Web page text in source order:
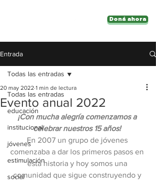
Doná ahora
Entrada
Todas las entradas
educación
institucional
jóvenes
estimulación
social
Todas las entradas
Evento anual 2022
20 may 2022 1 min de lectura
¡Con mucha alegría comenzamos a
celebrar nuestros 15 años!
En 2007 un grupo de jóvenes
comenzaba a dar los primeros pasos en
esta historia y hoy somos una
comunidad que sigue construyendo y